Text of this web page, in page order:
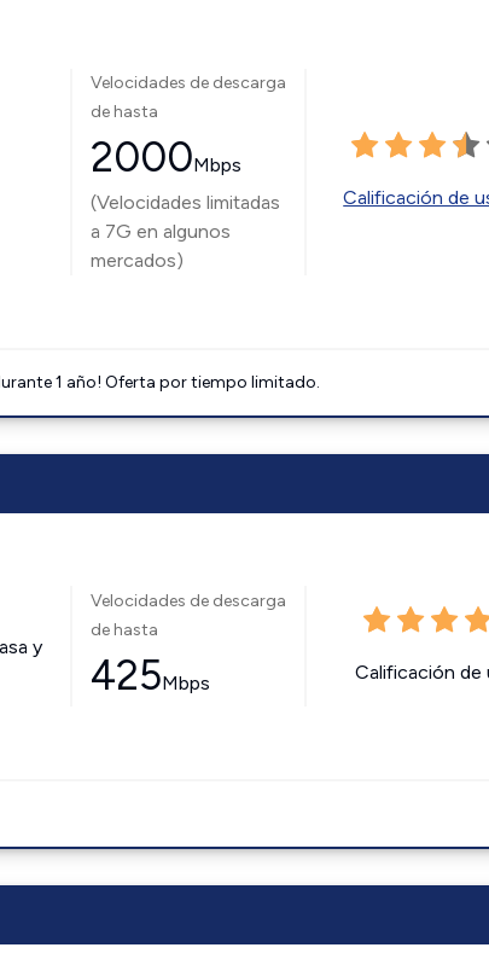
Velocidades de descarga
de hasta
2000Mbps
(Velocidades limitadas
a 7G en algunos
mercados)
Calificación de
1 año! Oferta por tiempo limitado.
y
Velocidades de descarga
de hasta
425Mbps Calificación de